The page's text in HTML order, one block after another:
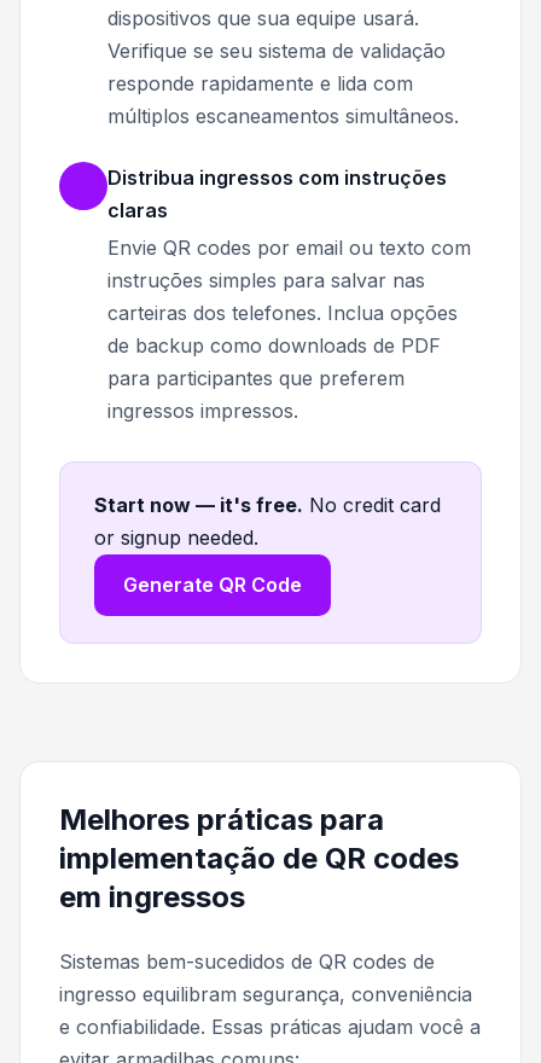
dispositivos que sua equipe usará.
Verifique se seu sistema de validação
responde rapidamente e lida com
múltiplos escaneamentos simultâneos.
Distribua ingressos com instruções
claras
Envie QR codes por email ou texto com
instruções simples para salvar nas
carteiras dos telefones. Inclua opções
de backup como downloads de PDF
para participantes que preferem
ingressos impressos.
Start now — it's free. No credit card
or signup needed.
Generate QR Code
Melhores práticas para
implementação de QR codes
em ingressos
Sistemas bem-sucedidos de QR codes de
ingresso equilibram segurança, conveniência
e confiabilidade. Essas práticas ajudam você a